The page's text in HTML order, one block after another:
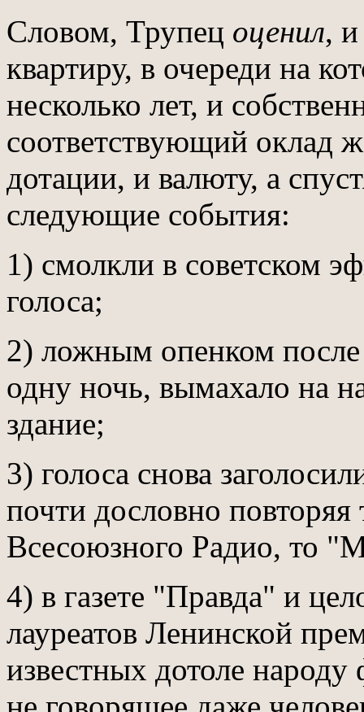
Словом, Трупец оценил,
квартиру, в очереди на
несколько лет, и
соответствующий оклад
дотации, и валюту, а
следующие события:
1) смолкли в советском
голоса;
2) ложным опенком
одну ночь, вымахало на
здание;
3) голоса снова
почти дословно
Всесоюзного Радио, то
4) в газете "Правда" и
лауреатов Ленинской
известных дотоле